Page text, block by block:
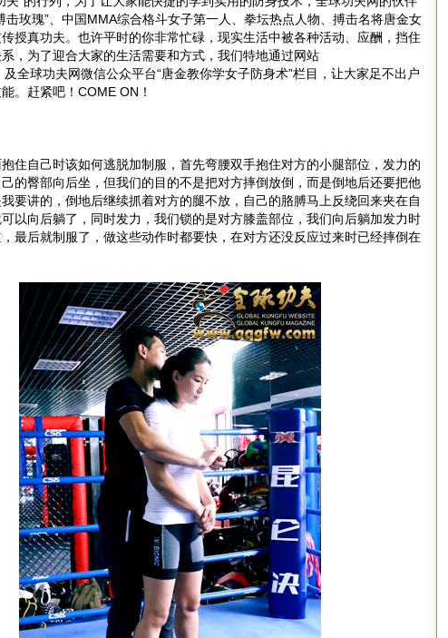
击玫瑰”、中国MMA综合格斗女子第一人、拳坛热点人物、搏击名将唐金女
授真功夫。也许平时的你非常忙碌，现实生活中被各种活动、应酬，挡住
，为了迎合大家的生活需要和方式，我们特地通过网站
及全球功夫网微信公众平台“唐金教你学女子防身术”栏目，让大家足不出户
。赶紧吧！COME ON！
住自己时该如何逃脱加制服，首先弯腰双手抱住对方的小腿部位，发力的
的臀部向后坐，但我们的目的不是把对方摔倒放倒，而是倒地后还要把他
要讲的，倒地后继续抓着对方的腿不放，自己的胳膊马上反绕回来夹在自
以向后躺了，同时发力，我们锁的是对方膝盖部位，我们向后躺加发力时
最后就制服了，做这些动作时都要快，在对方还没反应过来时已经摔倒在